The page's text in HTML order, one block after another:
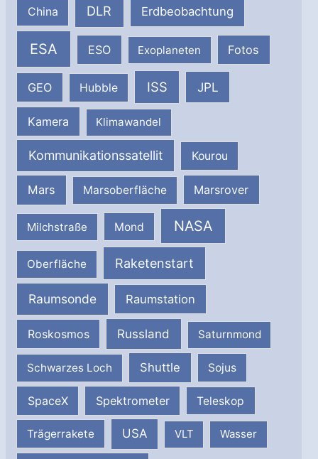
China DLR Erdbeobachtung
ESA ESO Exoplaneten Fotos
GEO Hubble ISS JPL
Kamera Klimawandel
Kommunikationssatellit Kourou
Mars Marsoberfläche Marsrover
Milchstraße Mond NASA
Oberfläche Raketenstart
Raumsonde Raumstation
Roskosmos Russland Saturnmond
Schwarzes Loch Shuttle Sojus
SpaceX Spektrometer Teleskop
Trägerrakete USA VLT Wasser